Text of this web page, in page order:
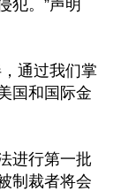
犯。”声明
通过我们掌
国和国际金
进行第一批
制裁者将会